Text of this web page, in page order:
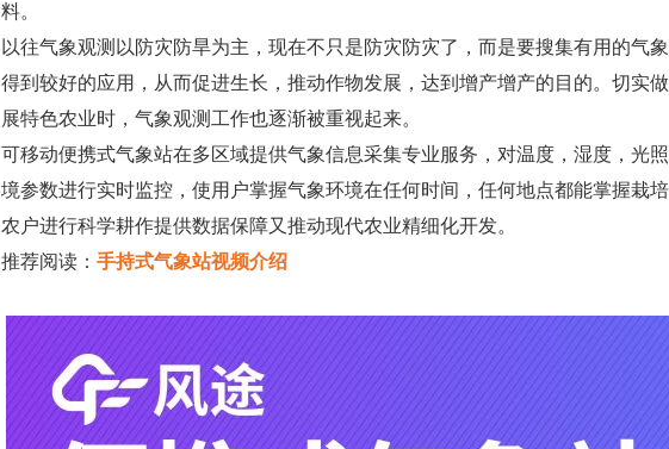
料。
以往气象观测以防灾防旱为主，现在不只是防灾防灾了，而是要搜集有用的气
得到较好的应用，从而促进生长，推动作物发展，达到增产增产的目的。切实
展特色农业时，气象观测工作也逐渐被重视起来。
可移动便携式气象站在多区域提供气象信息采集专业服务，对温度，湿度，光
境参数进行实时监控，使用户掌握气象环境在任何时间，任何地点都能掌握栽
农户进行科学耕作提供数据保障又推动现代农业精细化开发。
推荐阅读：手持式气象站视频介绍